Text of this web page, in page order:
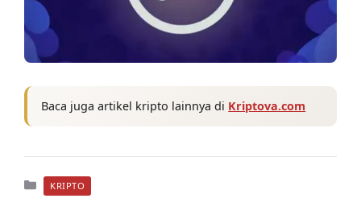
Baca juga artikel kripto lainnya di Kriptova.com
Kategori
KRIPTO